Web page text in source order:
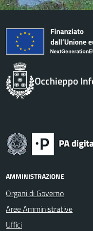
Occhieppo
AMMINISTRAZIONE
Organi di Governo
Aree Amministrative
Uffici